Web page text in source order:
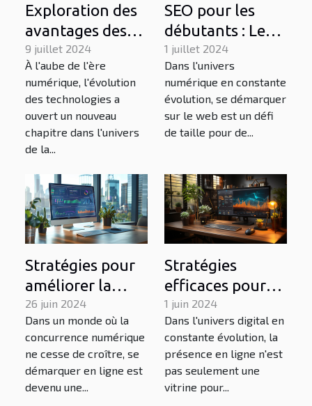
Exploration des
avantages des
générateurs
d'images basés
sur l'IA pour les
créatifs
9 juillet 2024
À l'aube de l'ère
numérique, l'évolution
des technologies a
ouvert un nouveau
chapitre dans l'univers
de la...
SEO pour les
débutants : Les
fondamentaux
pour améliorer
votre visibilité
en ligne
1 juillet 2024
Dans l'univers
numérique en constante
évolution, se démarquer
sur le web est un défi
de taille pour de...
Stratégies pour
améliorer la
visibilité en ligne
des entreprises
26 juin 2024
Dans un monde où la
concurrence numérique
ne cesse de croître, se
démarquer en ligne est
devenu une...
Stratégies
efficaces pour
acquérir et
maintenir un
trafic de qualité
sur votre site
web
1 juin 2024
Dans l'univers digital en
constante évolution, la
présence en ligne n'est
pas seulement une
vitrine pour...